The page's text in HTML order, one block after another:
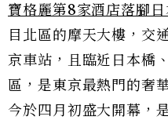
寶格麗第8家酒店落腳
目北區的摩天大樓，交
京車站，且臨近日本橋
區，是東京最熱門的奢
今於四月初盛大開幕，